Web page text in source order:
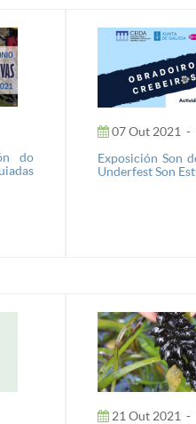
do
07 Out 2021 -
Exposición Son
Underfest Son
21 Out 2021 -